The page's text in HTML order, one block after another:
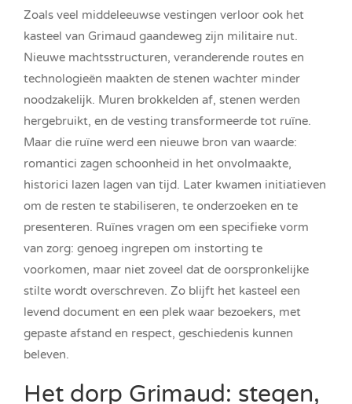
Zoals veel middeleeuwse vestingen verloor ook het
kasteel van Grimaud gaandeweg zijn militaire nut.
Nieuwe machtsstructuren, veranderende routes en
technologieën maakten de stenen wachter minder
noodzakelijk. Muren brokkelden af, stenen werden
hergebruikt, en de vesting transformeerde tot ruïne.
Maar die ruïne werd een nieuwe bron van waarde:
romantici zagen schoonheid in het onvolmaakte,
historici lazen lagen van tijd. Later kwamen initiatieven
om de resten te stabiliseren, te onderzoeken en te
presenteren. Ruïnes vragen om een specifieke vorm
van zorg: genoeg ingrepen om instorting te
voorkomen, maar niet zoveel dat de oorspronkelijke
stilte wordt overschreven. Zo blijft het kasteel een
levend document en een plek waar bezoekers, met
gepaste afstand en respect, geschiedenis kunnen
beleven.
Het dorp Grimaud: stegen,